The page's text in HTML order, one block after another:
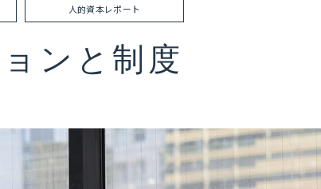
人的資本レポート
ンと制度